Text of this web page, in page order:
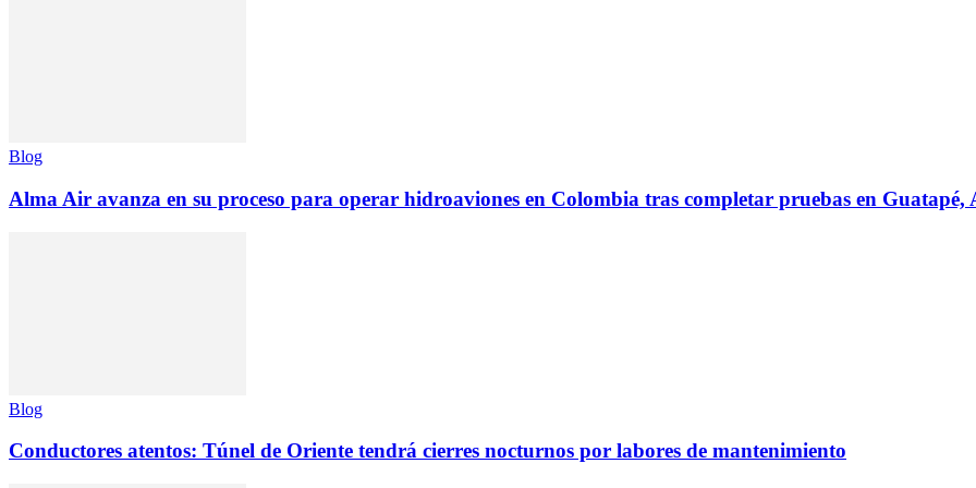
Blog
Alma Air avanza en su proceso para operar hidroaviones en Colombia tras completar pruebas en Guatapé,
Blog
Conductores atentos: Túnel de Oriente tendrá cierres nocturnos por labores de mantenimiento